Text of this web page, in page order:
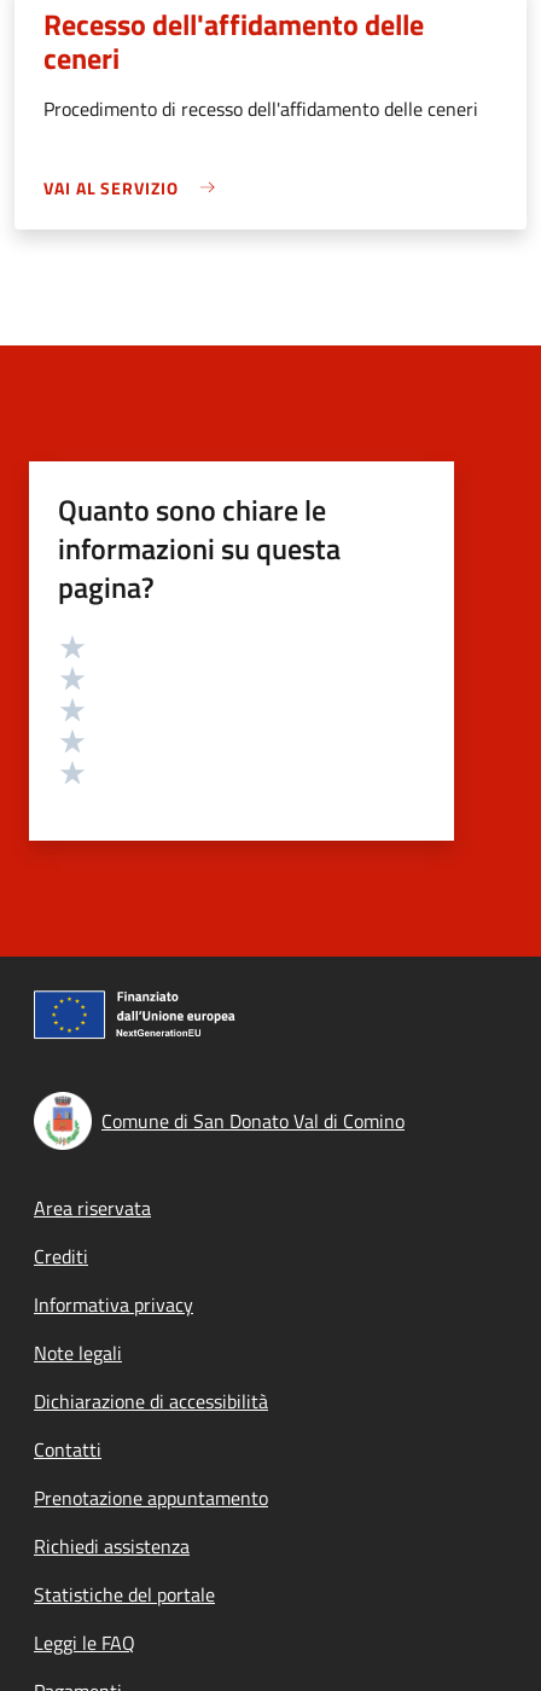
Recesso dell'affidamento delle
ceneri
Procedimento di recesso dell'affidamento delle ceneri
VAI AL SERVIZIO
Quanto sono chiare le
informazioni su questa
pagina?
Valutazione
Comune di San Donato Val di Comino
Footer menu
Area riservata
Crediti
Informativa privacy
Note legali
Dichiarazione di accessibilità
Contatti
Prenotazione appuntamento
Richiedi assistenza
Statistiche del portale
Leggi le FAQ